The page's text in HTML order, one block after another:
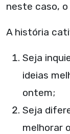
neste caso,
A história
Seja
ideias
ontem;
Seja
melhorar